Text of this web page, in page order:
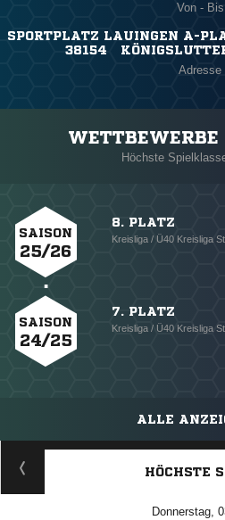
Von - Bis
SPORTPLATZ LAUINGEN A-
38154
Adresse
Höchste
SAISON
25/26
8. PLATZ
Kreisliga / Ü40 Kreisliga
SAISON
24/25
7. PLATZ
Kreisliga / Ü40 Kreisliga
ALLE
HÖCHSTE
Donnerstag,